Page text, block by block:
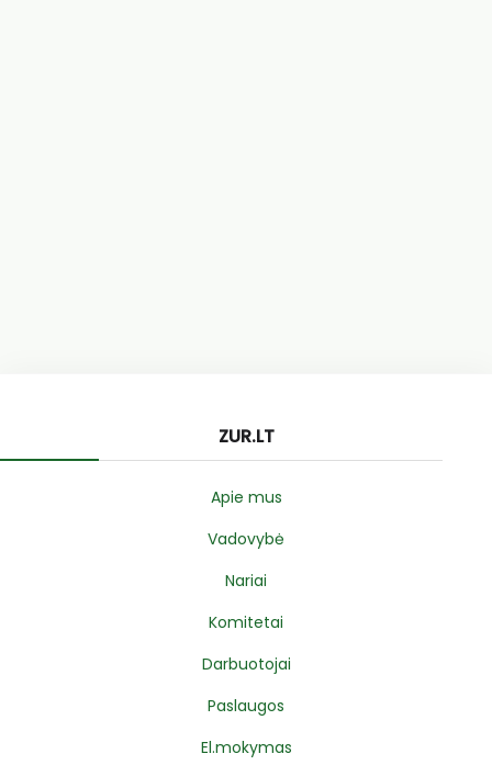
ZUR.LT
Apie mus
Vadovybė
Nariai
Komitetai
Darbuotojai
Paslaugos
El.mokymas